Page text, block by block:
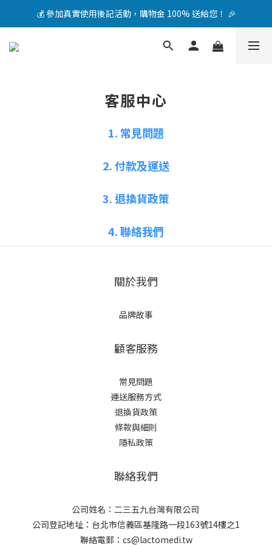
加入 LINE 會員，立即領取 NT$1200 折扣券！🎁
💰 參加真實使用後記活動，購物金 100% 送給您！ 🎉
加入 LINE 會員，立即領取 NT$1200 折扣券！🎁
客服中心
1. 常見問題
2. 付款及運送
3. 退換貨政策
4. 聯絡我們
關於我們
品牌故事
顧客服務
常見問題
運送服務方式
退換貨政策
條款與細則
隱私政策
聯絡我們
公司姓名：二三五九台灣有限公司
公司登記地址：台北市信義區基隆路一段163號14樓之1
聯絡電郵：cs@lactomedi.tw